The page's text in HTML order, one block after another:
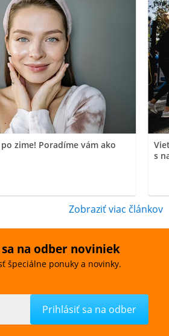
zime! Poradíme vám ako
s
Zobraziť viac článkov
na odber noviniek
špeciálne ponuky a novinky.